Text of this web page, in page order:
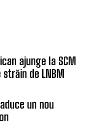
ajunge la SCM
de LNBM
un nou